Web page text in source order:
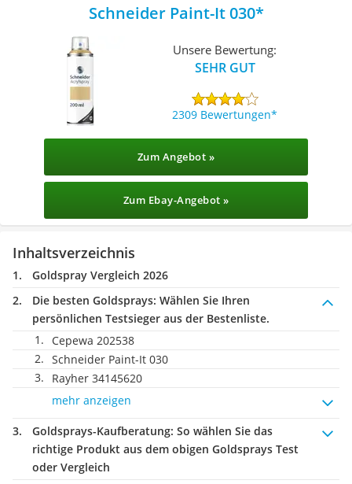
Schneider Paint-It 030
Unsere Bewertung:
SEHR GUT
2309 Bewertungen
Zum Angebot »
Zum Ebay-Angebot »
Inhaltsverzeichnis
Goldspray Vergleich 2026
Die besten Goldsprays: Wählen Sie Ihren
persönlichen Testsieger aus der Bestenliste.
Cepewa 202538
Schneider Paint-It 030
Rayher 34145620
mehr anzeigen
Goldsprays-Kaufberatung: So wählen Sie das
richtige Produkt aus dem obigen Goldsprays Test
oder Vergleich